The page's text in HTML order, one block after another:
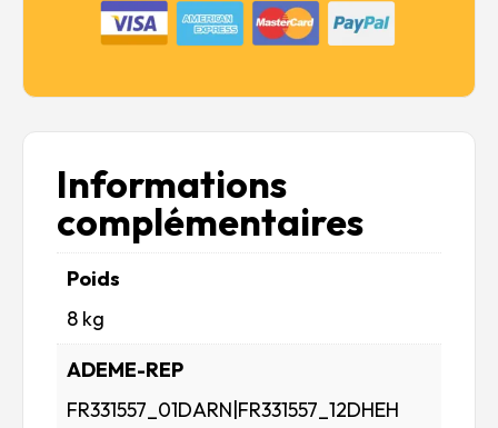
Informations
complémentaires
Poids
8 kg
ADEME-REP
FR331557_01DARN|FR331557_12DHEH